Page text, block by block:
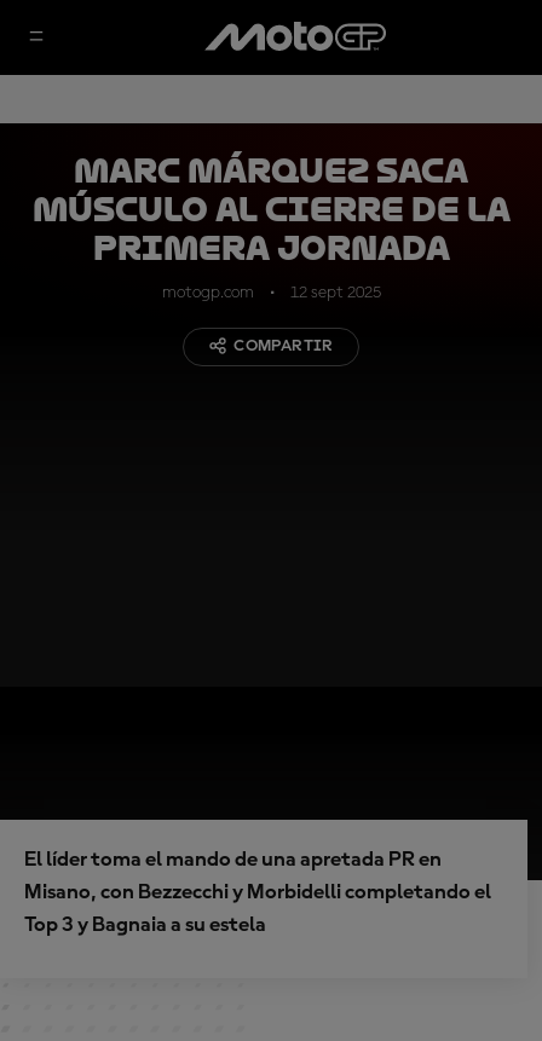
Marc Márquez saca
músculo al cierre de la
primera jornada
motogp.com 12 sept 2025
COMPARTIR
El líder toma el mando de una apretada PR en
Misano, con Bezzecchi y Morbidelli completando el
Top 3 y Bagnaia a su estela